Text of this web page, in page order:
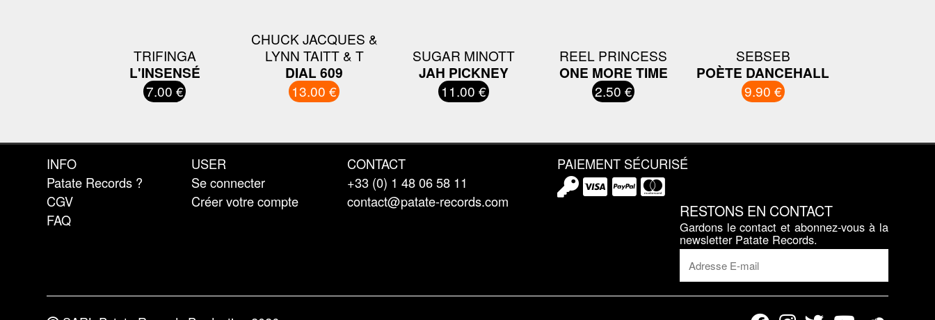
TRIFINGA
L'INSENSÉ
7.00 €
CHUCK JACQUES &
LYNN TAITT & T
DIAL 609
13.00 €
SUGAR MINOTT
JAH PICKNEY
11.00 €
REEL PRINCESS
ONE MORE TIME
2.50 €
SEBSEB
POÈTE DANCEHALL
9.90 €
INFO
Patate Records ?
CGV
FAQ
USER
Se connecter
Créer votre compte
CONTACT
+33 (0) 1 48 06 58 11
contact@patate-records.com
PAIEMENT SÉCURISÉ
RESTONS EN CONTACT
Gardons le contact et abonnez-vous à la
newsletter Patate Records.